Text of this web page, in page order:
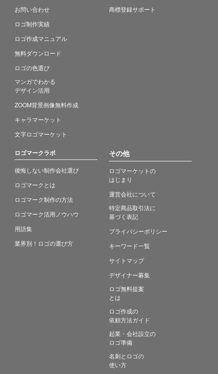
お問い合わせ
ロゴ制作実績
ロゴ作成マニュアル
無料ダウンロード
ロゴの色選び
マンガでわかる
デザイン活用
ZOOM背景画像無料作成
キャラマーケット
文字ロゴマーケット
商標登録サポート
ロゴマークラボ
後悔しない制作会社選び
ロゴマークとは
ロゴマーク制作の方法
ロゴマーク活用ノウハウ
用語集
業界別！ロゴの選び方
その他
ロゴマーケットの
はじまり
運営会社について
特定商品取引法に
基づく表記
プライバシーポリシー
キーワード一覧
サイトマップ
デザイナー募集
ロゴ無料提案
とは
ロゴ作成の
依頼方法ガイド
起業・会社設立の
ロゴ準備
名刺とロゴの
使い方